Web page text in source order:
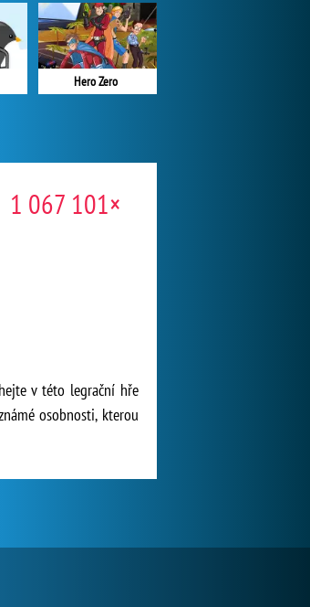
Hero Zero
1 067 101×
v této legrační hře
osobnosti, kterou